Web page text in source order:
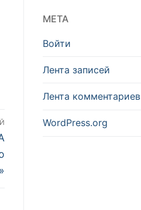
МЕТА
Войти
Лента записей
Лента комментариев
WordPress.org